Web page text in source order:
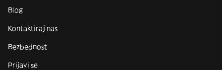
Blog
Kontaktiraj nas
Bezbednost
Prijavi se